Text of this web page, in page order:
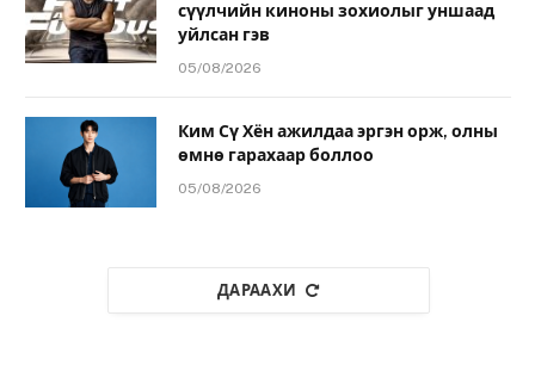
сүүлчийн киноны зохиолыг уншаад
уйлсан гэв
05/08/2026
Ким Сү Хён ажилдаа эргэн орж, олны
өмнө гарахаар боллоо
05/08/2026
ДАРААХИ